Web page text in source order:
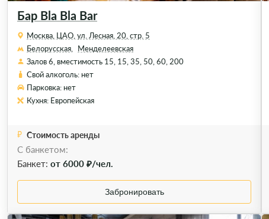
Бар Bla Bla Bar
Москва, ЦАО, ул. Лесная, 20, стр. 5
Белорусская,
Менделеевская
Залов 6, вместимость 15, 15, 35, 50, 60, 200
Свой алкоголь: нет
Парковка: нет
Кухня: Европейская
Стоимость аренды
С банкетом:
Банкет: от 6000 ₽/чел.
Забронировать